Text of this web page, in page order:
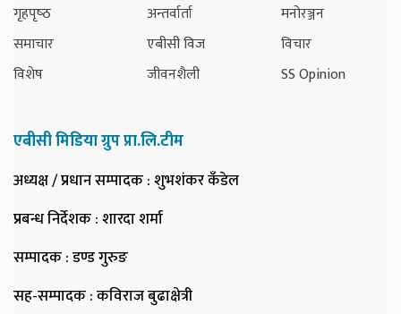
गृहपृष्‍ठ
समाचार
विशेष
अन्तर्वार्ता
एबीसी विज
जीवनशैली
मनोरञ्जन
विचार
SS Opinion
एबीसी मिडिया ग्रुप प्रा.लि.टीम
अध्यक्ष / प्रधान सम्पादक: शुभशंकर कँडेल
प्रबन्ध निर्देशक: शारदा शर्मा
सम्पादक: डण्ड गुरुङ
सह-सम्पादक: कविराज बुढाक्षेत्री